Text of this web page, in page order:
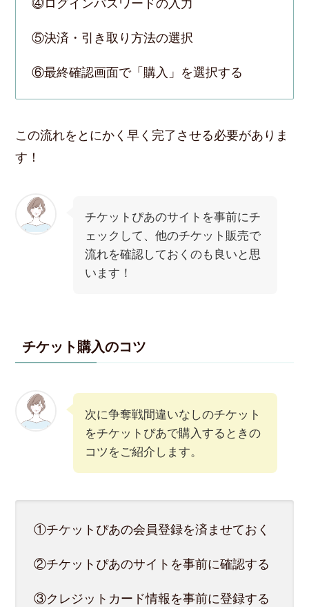
⓸ログインパスワードの入力
⑤決済・引き取り方法の選択
⑥最終確認画面で「購入」を選択する
この流れをとにかく早く完了させる必要がありま
す！
チケットぴあのサイトを事前にチ
ェックして、他のチケット販売で
流れを確認しておくのも良いと思
います！
チケット購入のコツ
次に争奪戦間違いなしのチケット
をチケットぴあで購入するときの
コツをご紹介します。
①チケットぴあの会員登録を済ませておく
②チケットぴあのサイトを事前に確認する
③クレジットカード情報を事前に登録する